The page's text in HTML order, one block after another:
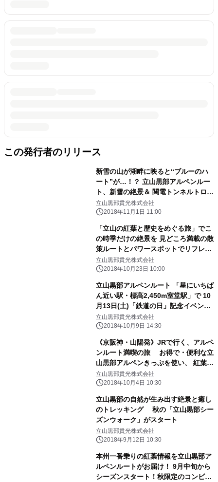
この発行者のリリース
新雪の山が湖畔に映ると“ブルーのハ
ート”が…！？ 立山黒部アルペンルー
ト、新雪の絶景＆ 関電トンネルトロリ
ーバスのラストラン記念きっぷを販売
中
立山黒部貫光株式会社
2018年11月1日 11:00
「立山の紅葉と歴史をめぐる旅」でこ
の時季だけの絶景を 見どころ満載の散
策ルートとパワースポットでリフレッ
シュ！
立山黒部貫光株式会社
2018年10月23日 10:00
立山黒部アルペンルート 「星にいちば
ん近い駅・標高2,450m室堂駅」で 10
月13日(土)「鉄道の日」記念イベント
を開催！
立山黒部貫光株式会社
2018年10月9日 14:30
《京阪神・山陽発》JRで行く、アルペ
ンルート満喫の旅 お得で・便利な立
山黒部アルペンきっぷを使い、 紅葉と
新雪の絶景＆雲上のグルメを楽しみ尽
くす！
立山黒部貫光株式会社
2018年10月4日 10:30
立山黒部の自然が生み出す絶景と癒し
のトレッキング 秋の「立山黒部シー
ズンウォーク」がスタート
立山黒部貫光株式会社
2018年9月12日 10:30
本州一番乗りの紅葉情報を立山黒部ア
ルペンルートがお届け！ 9月中旬から
シーズンスタート！秋限定のコンビニ